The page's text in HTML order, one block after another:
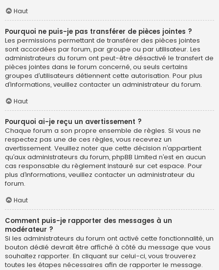
Haut
Pourquoi ne puis-je pas transférer de pièces jointes ?
Les permissions permettant de transférer des pièces jointes
sont accordées par forum, par groupe ou par utilisateur. Les
administrateurs du forum ont peut-être désactivé le transfert de
pièces jointes dans le forum concerné, ou seuls certains
groupes d’utilisateurs détiennent cette autorisation. Pour plus
d’informations, veuillez contacter un administrateur du forum.
Haut
Pourquoi ai-je reçu un avertissement ?
Chaque forum a son propre ensemble de règles. Si vous ne
respectez pas une de ces règles, vous recevrez un
avertissement. Veuillez noter que cette décision n’appartient
qu’aux administrateurs du forum, phpBB Limited n’est en aucun
cas responsable du règlement instauré sur cet espace. Pour
plus d’informations, veuillez contacter un administrateur du
forum.
Haut
Comment puis-je rapporter des messages à un
modérateur ?
Si les administrateurs du forum ont activé cette fonctionnalité, un
bouton dédié devrait être affiché à côté du message que vous
souhaitez rapporter. En cliquant sur celui-ci, vous trouverez
toutes les étapes nécessaires afin de rapporter le message.